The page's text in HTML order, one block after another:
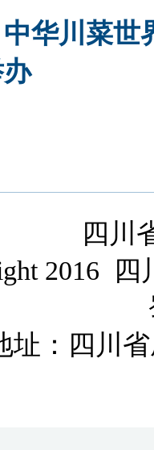
中华川菜世
四川
2016 四
址：四川省